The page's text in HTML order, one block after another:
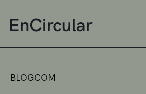
BLOGCOM